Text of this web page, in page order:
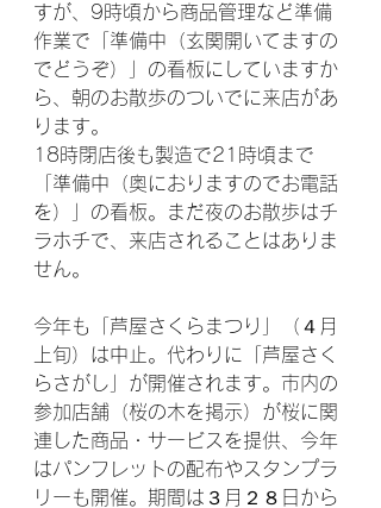
すが、9時頃から商品管理など準備
作業で「準備中（玄関開いてますの
でどうぞ）」の看板にしていますか
ら、朝のお散歩のついでに来店があ
ります。
18時閉店後も製造で21時頃まで
「準備中（奥におりますのでお電話
を）」の看板。まだ夜のお散歩はチ
ラホチで、来店されることはありま
せん。
今年も「芦屋さくらまつり」（４月
上旬）は中止。代わりに「芦屋さく
らさがし」が開催されます。市内の
参加店舗（桜の木を掲示）が桜に関
連した商品・サービスを提供、今年
はパンフレットの配布やスタンプラ
リーも開催。期間は３月２８日から